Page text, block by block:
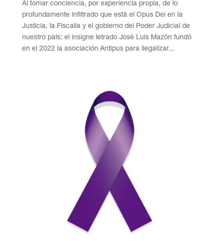
Al tomar conciencia, por experiencia propia, de lo
profundamente infiltrado que está el Opus Dei en la
Justicia, la Fiscalía y el gobierno del Poder Judicial de
nuestro país; el insigne letrado José Luis Mazón fundó
en el 2022 la asociación Antipus para ilegalizar...